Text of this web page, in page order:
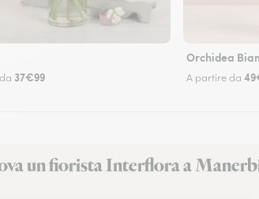
37€99
Orchidea
A partire da
un fiorista Interflora a